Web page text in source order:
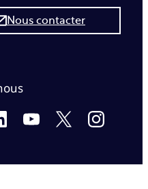
Nous contacter